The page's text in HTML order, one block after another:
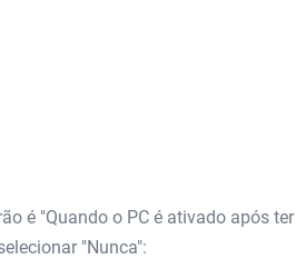
é "Quando o PC é ativado após ter
"Nunca":